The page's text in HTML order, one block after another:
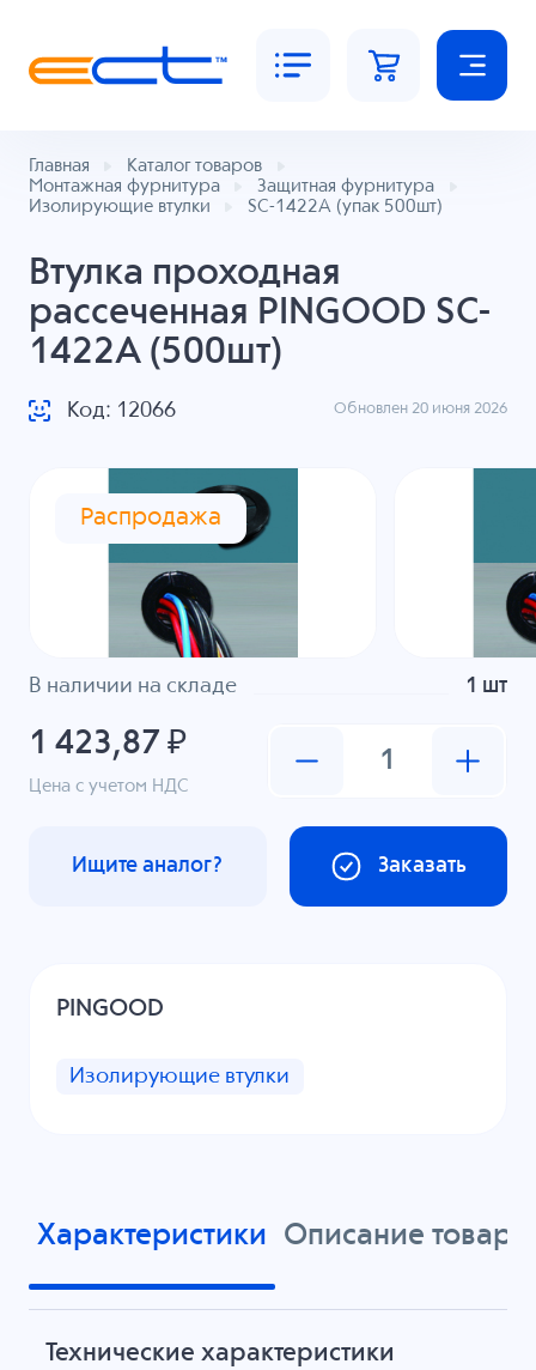
Главная
Каталог товаров
Монтажная фурнитура
Защитная фурнитура
Изолирующие втулки
SC-1422A (упак 500шт)
Втулка проходная
рассеченная PINGOOD SC-
1422A (500шт)
Код: 12066 Обновлен 20 июня 2026
Распродажа
В наличии на складе 1 шт
1 423,87 ₽
Цена с учетом НДС
Заказать
Ищите аналог?
PINGOOD
Изолирующие втулки
Характеристики Описание товара
Технические характеристики